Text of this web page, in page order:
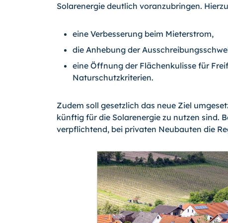
Solarenergie deutlich voranzubringen.
eine Verbesserung beim Mieterstrom,
die Anhebung der
eine Öffnung der Flächenkulisse für
Naturschutzkriterien.
Zudem soll gesetzlich das neue Ziel
künftig für die Solarenergie zu nutzen sind.
verpflichtend, bei privaten Neubauten die